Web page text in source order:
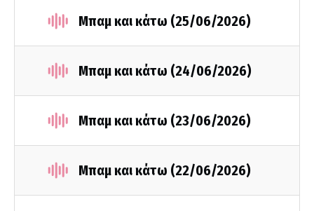
Μπαμ και κάτω (25/06/2026)
Μπαμ και κάτω (24/06/2026)
Μπαμ και κάτω (23/06/2026)
Μπαμ και κάτω (22/06/2026)